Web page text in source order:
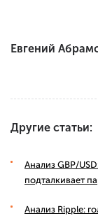
Евгений
Другие статьи:
Анализ GBP/
подталкивает
Анализ Ripple: